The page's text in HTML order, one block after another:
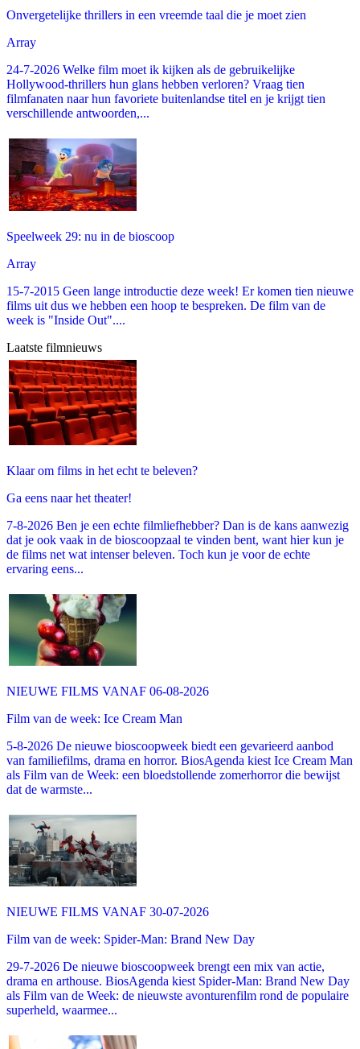
Onvergetelijke thrillers in een vreemde taal die je moet zien
Array
24-7-2026 Welke film moet ik kijken als de gebruikelijke
Hollywood-thrillers hun glans hebben verloren? Vraag tien
filmfanaten naar hun favoriete buitenlandse titel en je krijgt tien
verschillende antwoorden,...
Speelweek 29: nu in de bioscoop
Array
15-7-2015 Geen lange introductie deze week! Er komen tien nieuwe
films uit dus we hebben een hoop te bespreken. De film van de
week is "Inside Out"....
Laatste filmnieuws
Klaar om films in het echt te beleven?
Ga eens naar het theater!
7-8-2026 Ben je een echte filmliefhebber? Dan is de kans aanwezig
dat je ook vaak in de bioscoopzaal te vinden bent, want hier kun je
de films net wat intenser beleven. Toch kun je voor de echte
ervaring eens...
NIEUWE FILMS VANAF 06-08-2026
Film van de week: Ice Cream Man
5-8-2026 De nieuwe bioscoopweek biedt een gevarieerd aanbod
van familiefilms, drama en horror. BiosAgenda kiest Ice Cream Man
als Film van de Week: een bloedstollende zomerhorror die bewijst
dat de warmste...
NIEUWE FILMS VANAF 30-07-2026
Film van de week: Spider-Man: Brand New Day
29-7-2026 De nieuwe bioscoopweek brengt een mix van actie,
drama en arthouse. BiosAgenda kiest Spider-Man: Brand New Day
als Film van de Week: de nieuwste avonturenfilm rond de populaire
superheld, waarmee...